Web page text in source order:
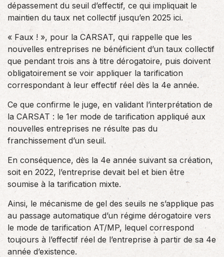
dépassement du seuil d’effectif, ce qui impliquait le
maintien du taux net collectif jusqu’en 2025 ici.
« Faux ! », pour la CARSAT, qui rappelle que les
nouvelles entreprises ne bénéficient d’un taux collectif
que pendant trois ans à titre dérogatoire, puis doivent
obligatoirement se voir appliquer la tarification
correspondant à leur effectif réel dès la 4e année.
Ce que confirme le juge, en validant l’interprétation de
la CARSAT : le 1er mode de tarification appliqué aux
nouvelles entreprises ne résulte pas du
franchissement d’un seuil.
En conséquence, dès la 4e année suivant sa création,
soit en 2022, l’entreprise devait bel et bien être
soumise à la tarification mixte.
Ainsi, le mécanisme de gel des seuils ne s’applique pas
au passage automatique d’un régime dérogatoire vers
le mode de tarification AT/MP, lequel correspond
toujours à l’effectif réel de l’entreprise à partir de sa 4e
année d’existence.